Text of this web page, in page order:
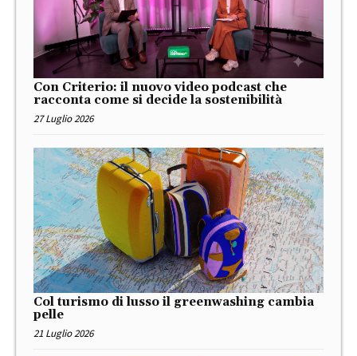
Con Criterio: il nuovo video podcast che
racconta come si decide la sostenibilità
27 Luglio 2026
Col turismo di lusso il greenwashing cambia
pelle
21 Luglio 2026